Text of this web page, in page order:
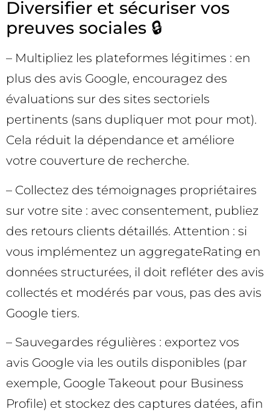
Diversifier et sécuriser vos
preuves sociales 🔒
– Multipliez les plateformes légitimes : en
plus des avis Google, encouragez des
évaluations sur des sites sectoriels
pertinents (sans dupliquer mot pour mot).
Cela réduit la dépendance et améliore
votre couverture de recherche.
– Collectez des témoignages propriétaires
sur votre site : avec consentement, publiez
des retours clients détaillés. Attention : si
vous implémentez un aggregateRating en
données structurées, il doit refléter des avis
collectés et modérés par vous, pas des avis
Google tiers.
– Sauvegardes régulières : exportez vos
avis Google via les outils disponibles (par
exemple, Google Takeout pour Business
Profile) et stockez des captures datées, afin